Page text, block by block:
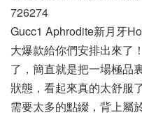
726274
Gucc1 Aphrodite新月牙
大爆款給你們安排出來了
了，簡直就是把一場極品
狀態，看起來真的太舒服
需要太多的點綴，背上屬